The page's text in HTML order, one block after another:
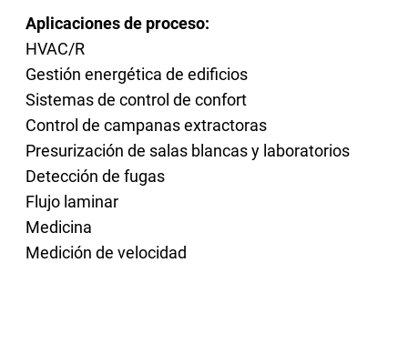
Aplicaciones de proceso:
HVAC/R
Gestión energética de edificios
Sistemas de control de confort
Control de campanas extractoras
Presurización de salas blancas y laboratorios
Detección de fugas
Flujo laminar
Medicina
Medición de velocidad